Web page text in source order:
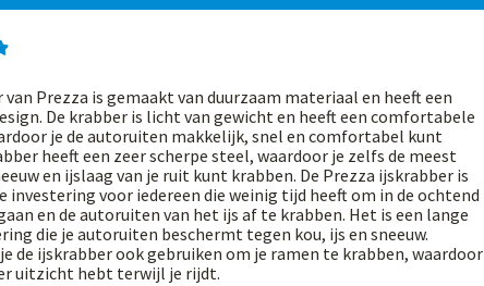
van Prezza is gemaakt van duurzaam materiaal en heeft een
De krabber is licht van gewicht en heeft een comfortabele
je de autoruiten makkelijk, snel en comfortabel kunt
heeft een zeer scherpe steel, waardoor je zelfs de meest
en ijslaag van je ruit kunt krabben. De Prezza ijskrabber is
investering voor iedereen die weinig tijd heeft om in de ochtend
en de autoruiten van het ijs af te krabben. Het is een lange
die je autoruiten beschermt tegen kou, ijs en sneeuw.
de ijskrabber ook gebruiken om je ramen te krabben, waardoor
uitzicht hebt terwijl je rijdt.